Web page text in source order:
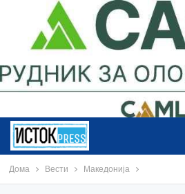
Дома Вести Македонија